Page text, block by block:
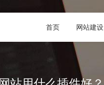
首页 网站建设